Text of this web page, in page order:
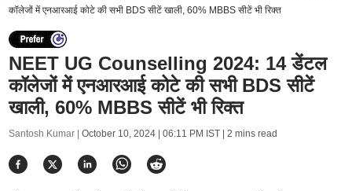
कॉलेजों में एनआरआई कोटे की सभी BDS सीटें खाली, 60% MBBS सीटें भी रिक्त
NEET UG Counselling 2024: 14 डेंटल
कॉलेजों में एनआरआई कोटे की सभी BDS सीटें
खाली, 60% MBBS सीटें भी रिक्त
Santosh Kumar | October 10, 2024 | 06:11 PM IST| 2 mins read